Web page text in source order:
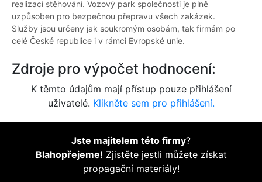
realizací stěhování. Vozový park společnosti je plně
uzpůsoben pro bezpečnou přepravu všech zakázek.
Služby jsou určeny jak soukromým osobám, tak firmám po
celé České republice i v rámci Evropské unie.
Zdroje pro výpočet hodnocení:
K těmto údajům mají přístup pouze přihlášení
uživatelé. Klikněte sem pro přihlášení.
Jste majitelem této firmy?
Blahopřejeme! Zjistěte jestli můžete získat
propagační materiály!